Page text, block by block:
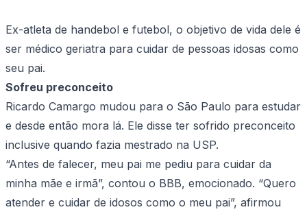
Ex-atleta de handebol e futebol, o objetivo de vida dele é
ser médico geriatra para cuidar de pessoas idosas como
seu pai.
Sofreu preconceito
Ricardo Camargo mudou para o São Paulo para estudar
e desde então mora lá. Ele disse ter sofrido preconceito
inclusive quando fazia mestrado na USP.
“Antes de falecer, meu pai me pediu para cuidar da
minha mãe e irmã”, contou o BBB, emocionado. “Quero
atender e cuidar de idosos como o meu pai”, afirmou